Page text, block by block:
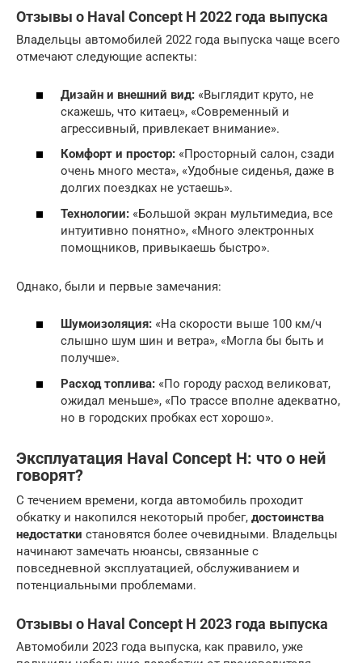
Отзывы о Haval Concept H 2022 года выпуска
Владельцы автомобилей 2022 года выпуска чаще всего
отмечают следующие аспекты:
Дизайн и внешний вид: «Выглядит круто, не
скажешь, что китаец», «Современный и
агрессивный, привлекает внимание».
Комфорт и простор: «Просторный салон, сзади
очень много места», «Удобные сиденья, даже в
долгих поездках не устаешь».
Технологии: «Большой экран мультимедиа, все
интуитивно понятно», «Много электронных
помощников, привыкаешь быстро».
Однако, были и первые замечания:
Шумоизоляция: «На скорости выше 100 км/ч
слышно шум шин и ветра», «Могла бы быть и
получше».
Расход топлива: «По городу расход великоват,
ожидал меньше», «По трассе вполне адекватно,
но в городских пробках ест хорошо».
Эксплуатация Haval Concept H: что о ней
говорят?
С течением времени, когда автомобиль проходит
обкатку и накопился некоторый пробег, достоинства
недостатки становятся более очевидными. Владельцы
начинают замечать нюансы, связанные с
повседневной эксплуатацией, обслуживанием и
потенциальными проблемами.
Отзывы о Haval Concept H 2023 года выпуска
Автомобили 2023 года выпуска, как правило, уже